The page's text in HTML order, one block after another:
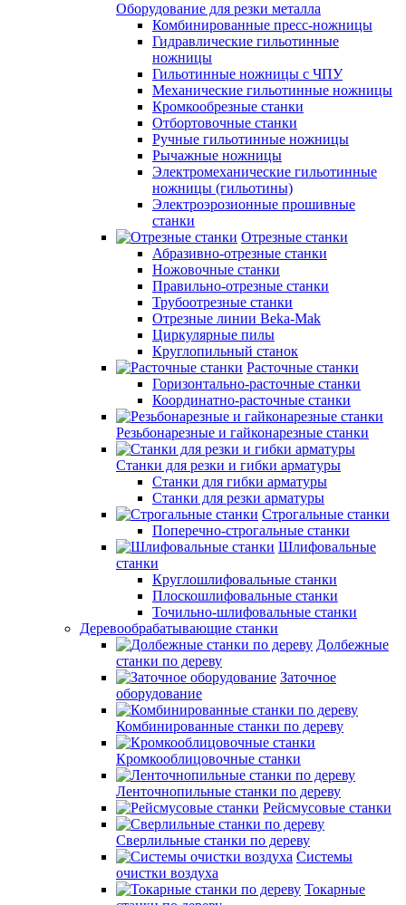
Оборудование для резки металла
Комбинированные пресс-ножницы
Гидравлические гильотинные
ножницы
Гильотинные ножницы с ЧПУ
Механические гильотинные ножницы
Кромкообрезные станки
Отбортовочные станки
Ручные гильотинные ножницы
Рычажные ножницы
Электромеханические гильотинные
ножницы (гильотины)
Электроэрозионные прошивные
станки
Отрезные станки
Абразивно-отрезные станки
Ножовочные станки
Правильно-отрезные станки
Трубоотрезные станки
Отрезные линии Beka-Mak
Циркулярные пилы
Круглопильный станок
Расточные станки
Горизонтально-расточные станки
Координатно-расточные станки
Резьбонарезные и гайконарезные станки
Станки для резки и гибки арматуры
Станки для гибки арматуры
Станки для резки арматуры
Строгальные станки
Поперечно-строгальные станки
Шлифовальные
станки
Круглошлифовальные станки
Плоскошлифовальные станки
Точильно-шлифовальные станки
Деревообрабатывающие станки
Долбежные
станки по дереву
Заточное
оборудование
Комбинированные станки по дереву
Кромкооблицовочные станки
Ленточнопильные станки по дереву
Рейсмусовые станки
Сверлильные станки по дереву
Системы
очистки воздуха
Токарные